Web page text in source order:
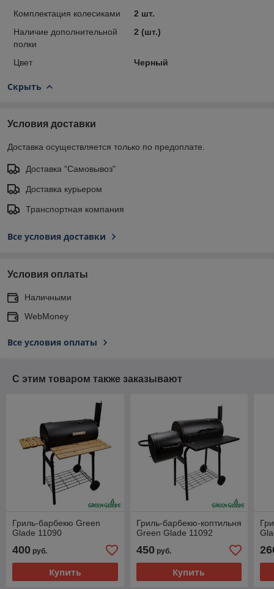
Комплектация колесиками
2 шт.
Наличие дополнительной
полки
2 (шт.)
Цвет Черный
Скрыть
Условия доставки
Доставка осуществляется только по предоплате.
Доставка "Самовывоз"
Доставка курьером
Транспортная компания
Все условия доставки
Условия оплаты
Наличными
WebMoney
Все условия оплаты
С этим товаром также заказывают
Гриль-барбекю Green
Glade 11090
400 руб.
Купить
Гриль-барбекю-коптильня
Green Glade 11092
450руб.
Купить